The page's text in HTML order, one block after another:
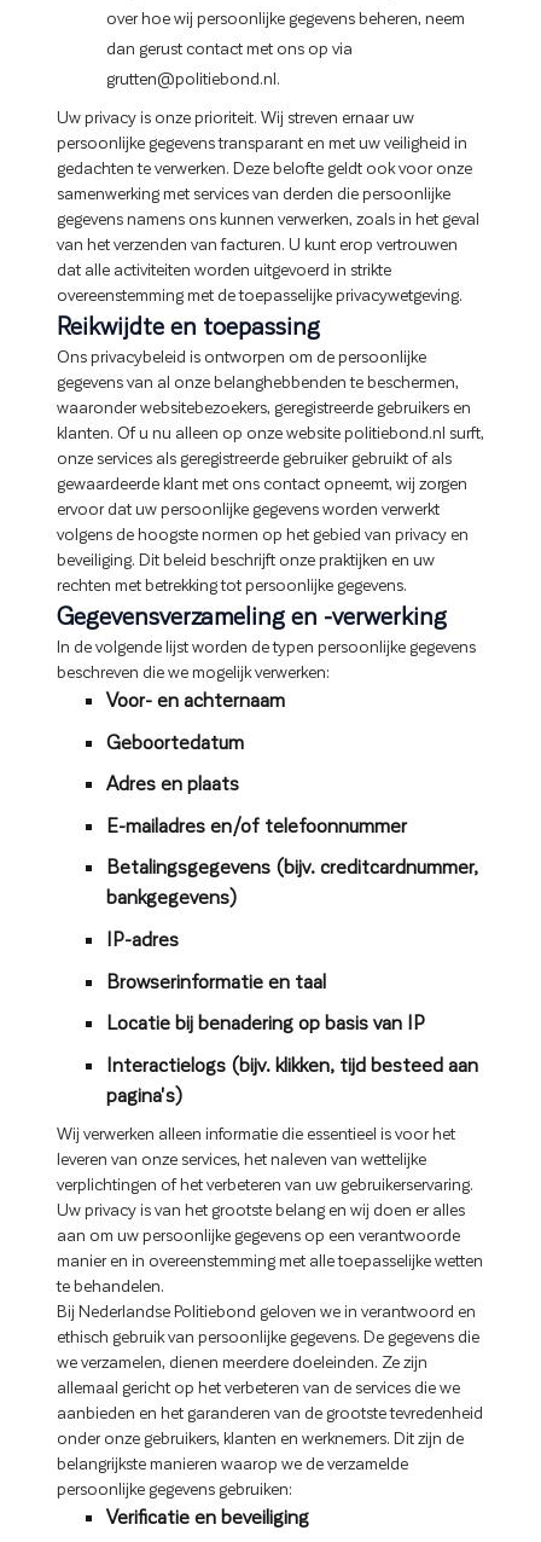
over hoe wij persoonlijke gegevens beheren, neem
dan gerust contact met ons op via
grutten@politiebond.nl.
Uw privacy is onze prioriteit. Wij streven ernaar uw
persoonlijke gegevens transparant en met uw veiligheid in
gedachten te verwerken. Deze belofte geldt ook voor onze
samenwerking met services van derden die persoonlijke
gegevens namens ons kunnen verwerken, zoals in het geval
van het verzenden van facturen. U kunt erop vertrouwen
dat alle activiteiten worden uitgevoerd in strikte
overeenstemming met de toepasselijke privacywetgeving.
Reikwijdte en toepassing
Ons privacybeleid is ontworpen om de persoonlijke
gegevens van al onze belanghebbenden te beschermen,
waaronder websitebezoekers, geregistreerde gebruikers en
klanten. Of u nu alleen op onze website politiebond.nl surft,
onze services als geregistreerde gebruiker gebruikt of als
gewaardeerde klant met ons contact opneemt, wij zorgen
ervoor dat uw persoonlijke gegevens worden verwerkt
volgens de hoogste normen op het gebied van privacy en
beveiliging. Dit beleid beschrijft onze praktijken en uw
rechten met betrekking tot persoonlijke gegevens.
Gegevensverzameling en -verwerking
In de volgende lijst worden de typen persoonlijke gegevens
beschreven die we mogelijk verwerken:
Voor- en achternaam
Geboortedatum
Adres en plaats
E-mailadres en/of telefoonnummer
Betalingsgegevens (bijv. creditcardnummer,
bankgegevens)
IP-adres
Browserinformatie en taal
Locatie bij benadering op basis van IP
Interactielogs (bijv. klikken, tijd besteed aan
pagina's)
Wij verwerken alleen informatie die essentieel is voor het
leveren van onze services, het naleven van wettelijke
verplichtingen of het verbeteren van uw gebruikerservaring.
Uw privacy is van het grootste belang en wij doen er alles
aan om uw persoonlijke gegevens op een verantwoorde
manier en in overeenstemming met alle toepasselijke wetten
te behandelen.
Bij Nederlandse Politiebond geloven we in verantwoord en
ethisch gebruik van persoonlijke gegevens. De gegevens die
we verzamelen, dienen meerdere doeleinden. Ze zijn
allemaal gericht op het verbeteren van de services die we
aanbieden en het garanderen van de grootste tevredenheid
onder onze gebruikers, klanten en werknemers. Dit zijn de
belangrijkste manieren waarop we de verzamelde
persoonlijke gegevens gebruiken:
Verificatie en beveiliging